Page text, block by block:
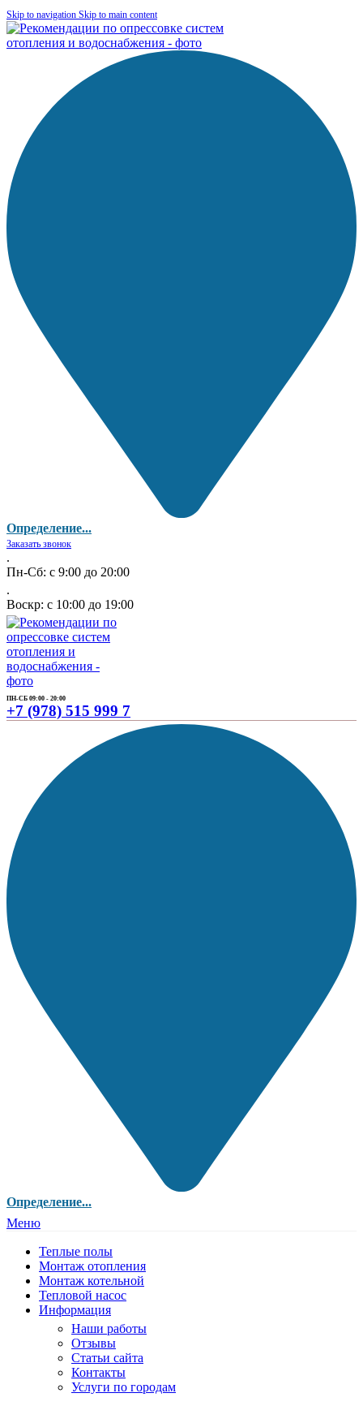
Skip to navigation Skip to main content
Определение...
Заказать звонок
.
Пн-Сб: с 9:00 до 20:00
.
Воскр: с 10:00 до 19:00
ПН-СБ 09:00 - 20:00
+7 (978) 515 999 7
Определение...
Меню
Теплые полы
Монтаж отопления
Монтаж котельной
Тепловой насос
Информация
Наши работы
Отзывы
Статьи сайта
Контакты
Услуги по городам